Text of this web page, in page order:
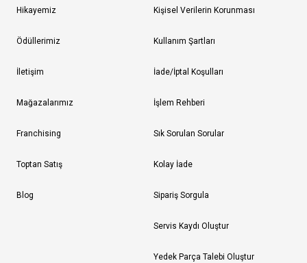
Hikayemiz
Ödüllerimiz
İletişim
Mağazalarımız
Franchising
Toptan Satış
Blog
Kişisel Verilerin Korunması
Kullanım Şartları
İade/İptal Koşulları
İşlem Rehberi
Sık Sorulan Sorular
Kolay İade
Sipariş Sorgula
Servis Kaydı Oluştur
Yedek Parça Talebi Oluştur